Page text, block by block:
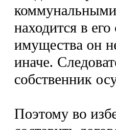
находится в
имущества он
иначе.
собственник
Поэтому во